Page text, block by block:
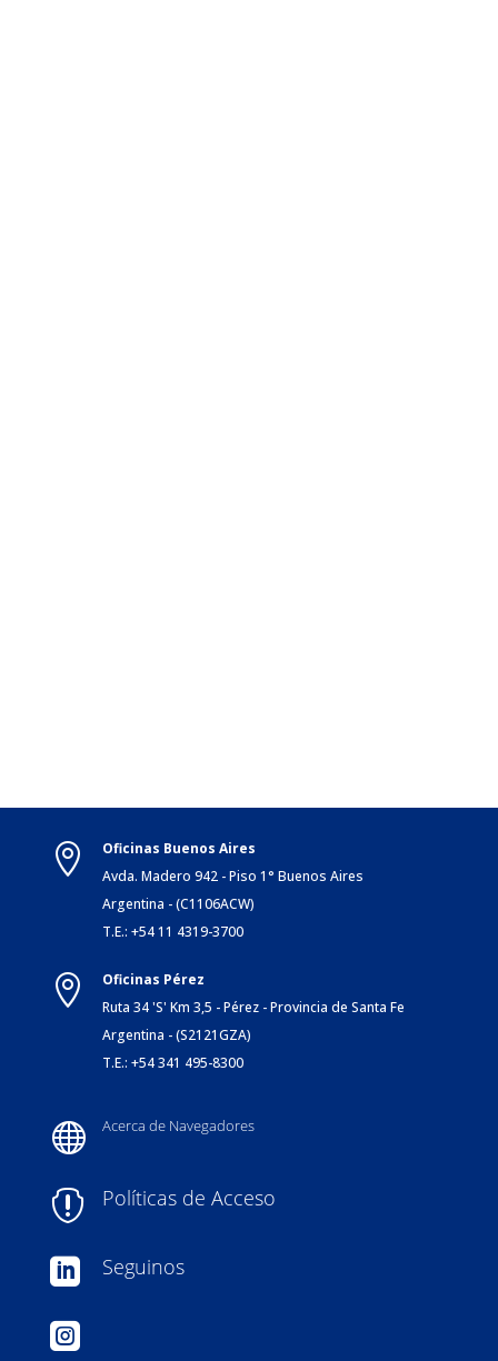

Oficinas Buenos Aires
Avda. Madero 942 - Piso 1° Buenos Aires
Argentina - (C1106ACW)
T.E.: +54 11 4319-3700

Oficinas Pérez
Ruta 34 'S' Km 3,5 - Pérez - Provincia de Santa Fe
Argentina - (S2121GZA)
T.E.: +54 341 495-8300
 Acerca de Navegadores
 Políticas de Acceso
 Seguinos
